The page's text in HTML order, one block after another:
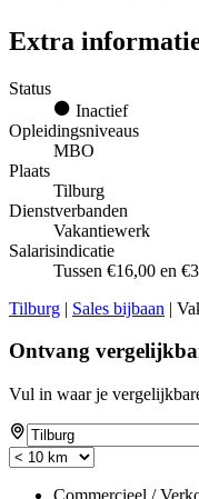
Extra
Status
Inactief
Opleidingsniveaus
MBO
Plaats
Tilburg
Dienstverbanden
Vakantiewerk
Salarisindicatie
Tussen €16,00 en
Tilburg | Sales bijbaan |
Ontvang
Vul in waar je